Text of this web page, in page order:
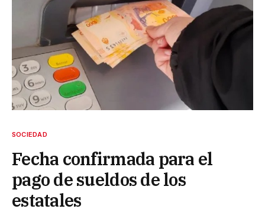
SOCIEDAD
Fecha confirmada para el
pago de sueldos de los
estatales